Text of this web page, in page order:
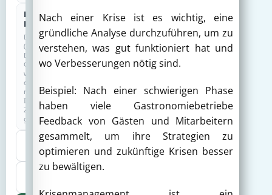
Nach einer Krise ist es wichtig, eine
gründliche Analyse durchzuführen, um zu
verstehen, was gut funktioniert hat und
wo Verbesserungen nötig sind.
Beispiel: Nach einer schwierigen Phase
haben viele Gastronomiebetriebe
Feedback von Gästen und Mitarbeitern
gesammelt, um ihre Strategien zu
optimieren und zukünftige Krisen besser
zu bewältigen.
Externe
Dienste
Drittanbieter
(z.
B.
Google)
werden
erst
nach
Ihrer
Zustimmung
geladen.
Nur
notwendige
Auswahl